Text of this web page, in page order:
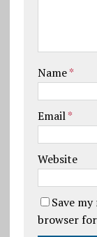
Name*
Email*
Website
Save
browser